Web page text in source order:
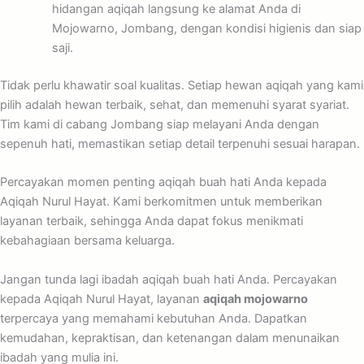
hidangan aqiqah langsung ke alamat Anda di
Mojowarno, Jombang, dengan kondisi higienis dan siap
saji.
Tidak perlu khawatir soal kualitas. Setiap hewan aqiqah yang kami
pilih adalah hewan terbaik, sehat, dan memenuhi syarat syariat.
Tim kami di cabang Jombang siap melayani Anda dengan
sepenuh hati, memastikan setiap detail terpenuhi sesuai harapan.
Percayakan momen penting aqiqah buah hati Anda kepada
Aqiqah Nurul Hayat. Kami berkomitmen untuk memberikan
layanan terbaik, sehingga Anda dapat fokus menikmati
kebahagiaan bersama keluarga.
Jangan tunda lagi ibadah aqiqah buah hati Anda. Percayakan
kepada Aqiqah Nurul Hayat, layanan aqiqah mojowarno
terpercaya yang memahami kebutuhan Anda. Dapatkan
kemudahan, kepraktisan, dan ketenangan dalam menunaikan
ibadah yang mulia ini.